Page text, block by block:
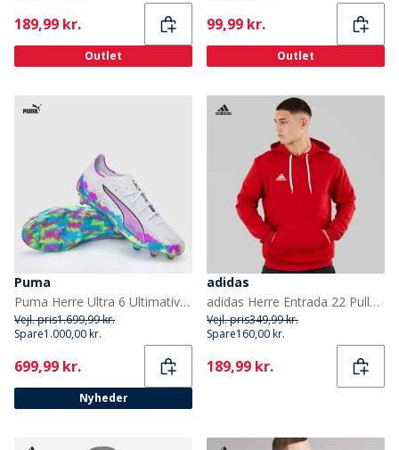
Current
189,99 kr.
Outlet
Current
99,99 kr.
Outlet
Puma
Puma Herre Ultra 6 Ultimativ Brillians FG Fast Bund Fodboldstøvler Puma White
Vejl. pris1.699,99 kr.
Spare1.000,00 kr.
Current
699,99 kr.
Nyheder
adidas
adidas Herre Entrada 22 Pullover Sweat Hættetrøje Team Power Red
Vejl. pris349,99 kr.
Spare160,00 kr.
Current
189,99 kr.